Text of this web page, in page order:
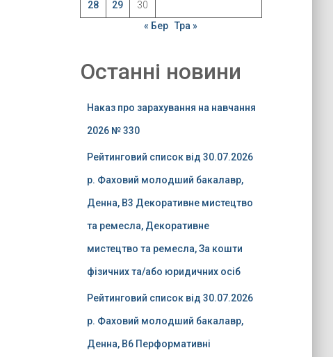
28 29
30
« Бер Тра »
Останні новини
Наказ про зарахування на навчання
2026 № 330
Рейтинговий список від 30.07.2026
р. Фаховий молодший бакалавр,
Денна, B3 Декоративне мистецтво
та ремесла, Декоративне
мистецтво та ремесла, За кошти
фізичних та/або юридичних осіб
Рейтинговий список від 30.07.2026
р. Фаховий молодший бакалавр,
Денна, B6 Перформативні